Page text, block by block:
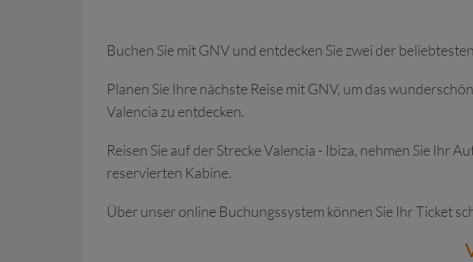
Buchen Sie mit GNV und entdecken Sie zwei der
Planen Sie Ihre nächste Reise mit GNV, um das
Valencia zu entdecken.
Reisen Sie auf der Strecke Valencia - Ibiza, nehmen Sie Ihr
reservierten Kabine.
Über unser online Buchungssystem können Sie Ihr Ticket